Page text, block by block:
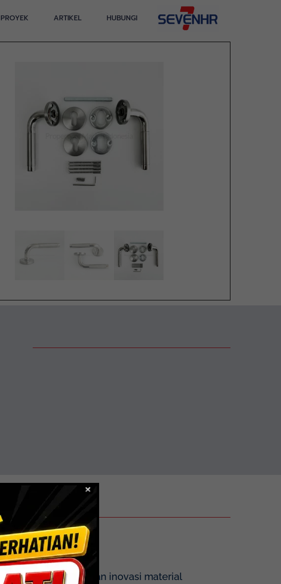
PROYEK ARTIKEL HUBUNGI
Mengintegrasikan inovasi material